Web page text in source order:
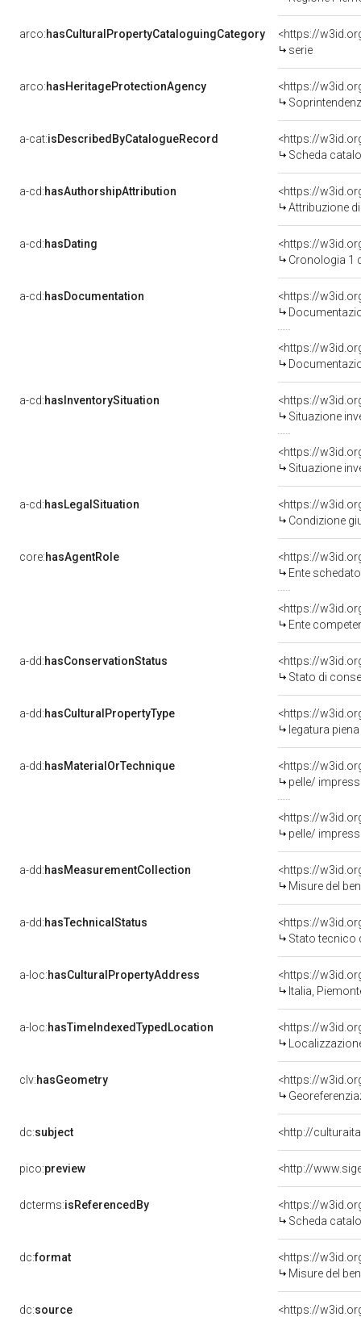
arco:hasCulturalPropertyCataloguingCategory
<https://
serie
arco:hasHeritageProtectionAgency
<https://
a-cat:isDescribedByCatalogueRecord
<https://
Scheda
a-cd:hasAuthorshipAttribution
Attribuzione
a-cd:hasDating
<https://
Cronologia 1
a-cd:hasDocumentation
a-cd:hasInventorySituation
<https://
Situazione
<https://
Situazione
a-cd:hasLegalSituation
Condizione
core:hasAgentRole
<https://
Ente
<https://
Ente competente
a-dd:hasConservationStatus
<https://
Stato di
a-dd:hasCulturalPropertyType
<https://
legatura piena
a-dd:hasMaterialOrTechnique
<https://
pelle/
<https://
pelle/
a-dd:hasMeasurementCollection
<https://
Misure del
a-dd:hasTechnicalStatus
<https://
Stato tecnico
a-loc:hasCulturalPropertyAddress
<https://
Italia,
a-loc:hasTimeIndexedTypedLocation
<https://
clv:hasGeometry
<https://
dc:subject <http://
pico:preview
dcterms:isReferencedBy
<https://
Scheda
dc:format
<https://
Misure del
dc:source
<https://